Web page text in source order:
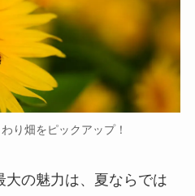
り畑をピックアップ！
大の魅力は、夏ならでは